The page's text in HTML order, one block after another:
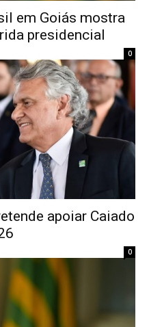
em Goiás mostra
presidencial
0
apoiar Caiado
0